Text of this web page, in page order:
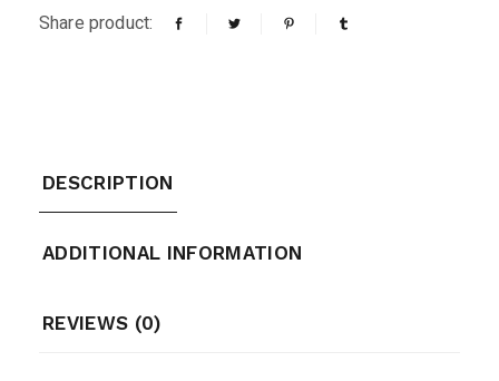
Share product:
DESCRIPTION
ADDITIONAL INFORMATION
REVIEWS (0)